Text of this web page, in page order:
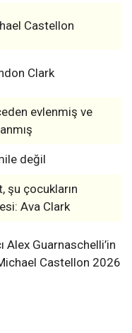
Castellon
Clark
evlenmiş ve
değil
şu çocukların
Ava Clark
Alex Guarnaschelli’in
Castellon 2026